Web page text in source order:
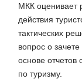
МКК оценивает
действия
тактических
вопрос о
основе отчетов
по туризму.